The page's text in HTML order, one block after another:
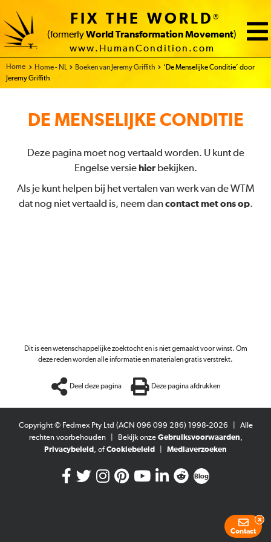
FIX THE WORLD®
(formerly World Transformation Movement)
www.HumanCondition.com
Home Home - NL Boeken van Jeremy Griffith
‘De Menselijke Conditie’ door
Jeremy Griffith
DE MENSELIJKE CONDITIE
Deze pagina moet nog vertaald worden. U kunt de
Engelse versie hierbekijken.
Als je kunt helpen bij het vertalen van werk van de WTM
dat nog niet vertaald is, neem dancontact met ons op.
Dit is een wetenschappelijke zoektocht en is niet gemaakt voor winst. Om
deze reden worden alle informatie en materialen gratis verstrekt.
Deel deze pagina Deze pagina afdrukken
Copyright © Fedmex Pty Ltd (ACN 096 099 286) 1998-2026
Alle
rechten voorbehouden
Bekijk onze Gebruiksvoorwaarden,
Privacybeleid , of Cookiebeleid Mediaverzoeken
Blog
Contact
x